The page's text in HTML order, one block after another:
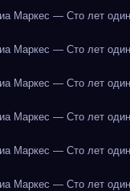
Маркес — Сто лет
Маркес — Сто лет
Маркес — Сто лет
Маркес — Сто лет
Маркес — Сто лет
Маркес — Сто лет